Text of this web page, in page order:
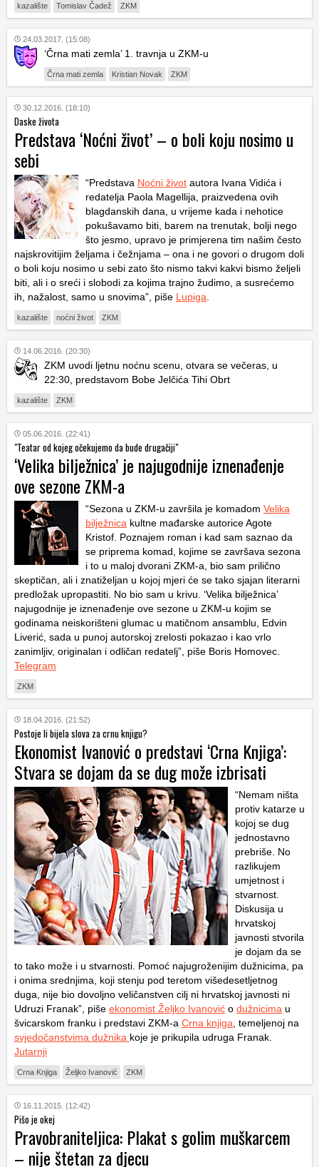
kazalište Tomislav Čadež ZKM
24.03.2017. (15:08)
‘Črna mati zemla’ 1. travnja u ZKM-u
Črna mati zemla Kristian Novak ZKM
30.12.2016. (18:10)
Daske života
Predstava ‘Noćni život’ – o boli koju nosimo u
sebi
“Predstava Noćni život autora Ivana Vidića i
redatelja Paola Magellija, praizvedena ovih
blagdanskih dana, u vrijeme kada i nehotice
pokušavamo biti, barem na trenutak, bolji nego
što jesmo, upravo je primjerena tim našim često
najskrovitijim željama i čežnjama – ona i ne govori o drugom doli
o boli koju nosimo u sebi zato što nismo takvi kakvi bismo željeli
biti, ali i o sreći i slobodi za kojima trajno žudimo, a susrećemo
ih, nažalost, samo u snovima”, piše Lupiga
kazalište noćni život ZKM
14.06.2016. (20:30)
ZKM uvodi ljetnu noćnu scenu, otvara se večeras, u
22:30, predstavom Bobe Jelčića Tihi Obrt
kazalište ZKM
05.06.2016. (22:41)
"Teatar od kojeg očekujemo da bude drugačiji"
‘Velika bilježnica’ je najugodnije iznenađenje
ove sezone ZKM-a
“Sezona u ZKM-u završila je komadom Velika
bilježnica kultne mađarske autorice Agote
Kristof. Poznajem roman i kad sam saznao da
se priprema komad, kojime se završava sezona
i to u maloj dvorani ZKM-a, bio sam prilično
skeptičan, ali i znatiželjan u kojoj mjeri će se tako sjajan literarni
predložak upropastiti. No bio sam u krivu. ‘Velika bilježnica’
najugodnije je iznenađenje ove sezone u ZKM-u kojim se
godinama neiskorišteni glumac u matičnom ansamblu, Edvin
Liverić, sada u punoj autorskoj zrelosti pokazao i kao vrlo
zanimljiv, originalan i odličan redatelj”, piše Boris Homovec.
Telegram
ZKM
18.04.2016. (21:52)
Postoje li bijela slova za crnu knjigu?
Ekonomist Ivanović o predstavi ‘Crna Knjiga’:
Stvara se dojam da se dug može izbrisati
“Nemam ništa
protiv katarze u
kojoj se dug
jednostavno
prebriše. No
razlikujem
umjetnost i
stvarnost.
Diskusija u
hrvatskoj
javnosti stvorila
je dojam da se
to tako može i u stvarnosti. Pomoć najugroženijim dužnicima, pa
i onima srednjima, koji stenju pod teretom višedesetljetnog
duga, nije bio dovoljno veličanstven cilj ni hrvatskoj javnosti ni
Udruzi Franak”, piše ekonomist Željko Ivanović o dužnicima u
švicarskom franku i predstavi ZKM-a Crna knjiga , temeljenoj na
svjedočanstvima dužnika koje je prikupila udruga Franak.
Jutarnji
Crna Knjiga Željko Ivanović ZKM
16.11.2015. (12:42)
Pišo je okej
Pravobraniteljica: Plakat s golim muškarcem
– nije štetan za djecu